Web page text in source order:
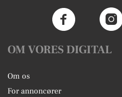
OM VORES DIGITAL
Om os
For annoncører